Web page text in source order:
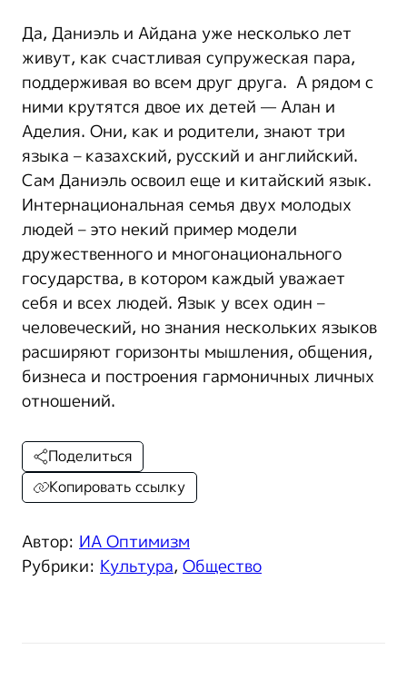
Да, Даниэль и Айдана уже несколько лет
живут, как счастливая супружеская пара,
поддерживая во всем друг друга. А рядом с
ними крутятся двое их детей — Алан и
Аделия. Они, как и родители, знают три
языка – казахский, русский и английский.
Сам Даниэль освоил еще и китайский язык.
Интернациональная семья двух молодых
людей – это некий пример модели
дружественного и многонационального
государства, в котором каждый уважает
себя и всех людей. Язык у всех один –
человеческий, но знания нескольких языков
расширяют горизонты мышления, общения,
бизнеса и построения гармоничных личных
отношений.
Автор: ИА Оптимизм
Рубрики: Культура, Общество
Поделиться
Копировать ссылку